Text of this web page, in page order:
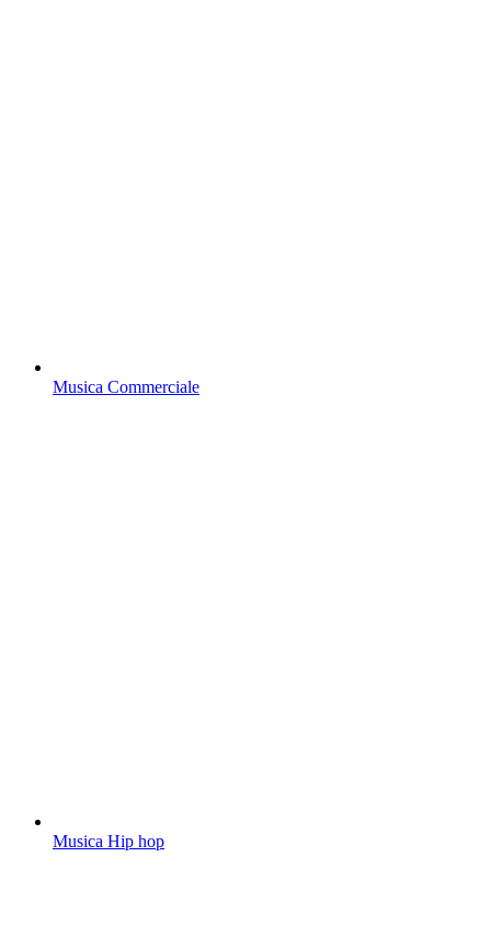
Musica Commerciale
Musica Hip hop